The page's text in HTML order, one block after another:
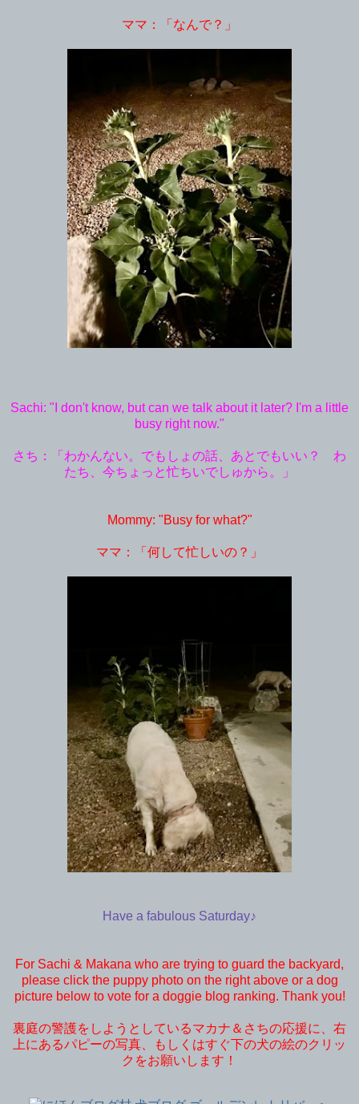
ママ：「なんで？」
Sachi: "I don't know, but can we talk about it later? I'm a little
busy right now."
さち：「わかんない。でもしょの話、あとでもいい？ わ
たち、今ちょっと忙ちいでしゅから。」
Mommy: "Busy for what?"
ママ：「何して忙しいの？」
Have a fabulous Saturday♪
For Sachi & Makana who are trying to guard the backyard,
please click the puppy photo on the right above or a dog
picture below to vote for a doggie blog ranking. Thank you!
裏庭の警護をしようとしているマカナ＆さちの応援に、右
上にあるパピーの写真、もしくはすぐ下の犬の絵のクリッ
クをお願いします！